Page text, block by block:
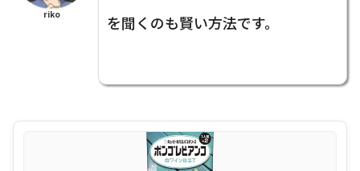
riko
を聞くのも賢い方法です。